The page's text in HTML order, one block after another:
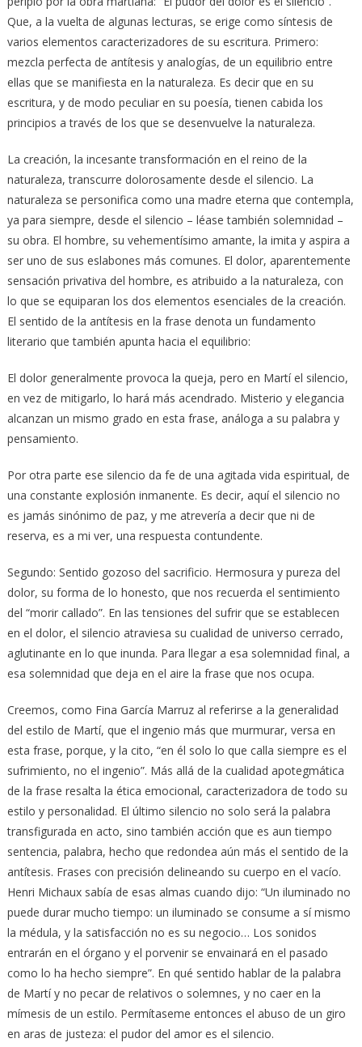
Que, a la vuelta de algunas lecturas, se erige como síntesis de
varios elementos caracterizadores de su escritura. Primero:
mezcla perfecta de antítesis y analogías, de un equilibrio entre
ellas que se manifiesta en la naturaleza. Es decir que en su
escritura, y de modo peculiar en su poesía, tienen cabida los
principios a través de los que se desenvuelve la naturaleza.
La creación, la incesante transformación en el reino de la
naturaleza, transcurre dolorosamente desde el silencio. La
naturaleza se personifica como una madre eterna que contempla,
ya para siempre, desde el silencio – léase también solemnidad –
su obra. El hombre, su vehementísimo amante, la imita y aspira a
ser uno de sus eslabones más comunes. El dolor, aparentemente
sensación privativa del hombre, es atribuido a la naturaleza, con
lo que se equiparan los dos elementos esenciales de la creación.
El sentido de la antítesis en la frase denota un fundamento
literario que también apunta hacia el equilibrio:
El dolor generalmente provoca la queja, pero en Martí el silencio,
en vez de mitigarlo, lo hará más acendrado. Misterio y elegancia
alcanzan un mismo grado en esta frase, análoga a su palabra y
pensamiento.
Por otra parte ese silencio da fe de una agitada vida espiritual, de
una constante explosión inmanente. Es decir, aquí el silencio no
es jamás sinónimo de paz, y me atrevería a decir que ni de
reserva, es a mi ver, una respuesta contundente.
Segundo: Sentido gozoso del sacrificio. Hermosura y pureza del
dolor, su forma de lo honesto, que nos recuerda el sentimiento
del “morir callado”. En las tensiones del sufrir que se establecen
en el dolor, el silencio atraviesa su cualidad de universo cerrado,
aglutinante en lo que inunda. Para llegar a esa solemnidad final, a
esa solemnidad que deja en el aire la frase que nos ocupa.
Creemos, como Fina García Marruz al referirse a la generalidad
del estilo de Martí, que el ingenio más que murmurar, versa en
esta frase, porque, y la cito, “en él solo lo que calla siempre es el
sufrimiento, no el ingenio”. Más allá de la cualidad apotegmática
de la frase resalta la ética emocional, caracterizadora de todo su
estilo y personalidad. El último silencio no solo será la palabra
transfigurada en acto, sino también acción que es aun tiempo
sentencia, palabra, hecho que redondea aún más el sentido de la
antítesis. Frases con precisión delineando su cuerpo en el vacío.
Henri Michaux sabía de esas almas cuando dijo: “Un iluminado no
puede durar mucho tiempo: un iluminado se consume a sí mismo
la médula, y la satisfacción no es su negocio… Los sonidos
entrarán en el órgano y el porvenir se envainará en el pasado
como lo ha hecho siempre”. En qué sentido hablar de la palabra
de Martí y no pecar de relativos o solemnes, y no caer en la
mímesis de un estilo. Permítaseme entonces el abuso de un giro
en aras de justeza: el pudor del amor es el silencio.